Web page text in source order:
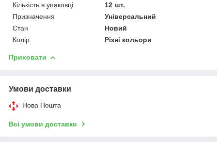
Кількість в упаковці
12 шт.
Призначення
Універсальний
Стан
Новий
Колір
Різні кольори
Приховати
Умови доставки
Нова Пошта
Всі умови доставки